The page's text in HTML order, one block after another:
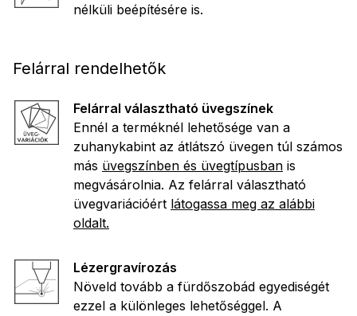
nélküli beépítésére is.
Felárral rendelhetők
Felárral választható üvegszínek
Ennél a terméknél lehetősége van a
zuhanykabint az átlátszó üvegen túl számos
más üvegszínben és üvegtípusban is
megvásárolnia. Az felárral választható
üvegvariációért látogassa meg az alábbi
oldalt.
Lézergravírozás
Növeld tovább a fürdőszobád egyediségét
ezzel a különleges lehetőséggel. A